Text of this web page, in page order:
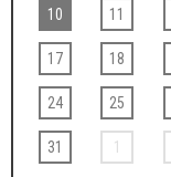
10 11
17 18
24 25
31 1